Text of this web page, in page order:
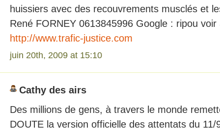
huissiers avec des recouvrements musclés et
René FORNEY 0613845996 Google : ripou voir
http://www.trafic-justice.com
juin 20th, 2009 at 15:10
Cathy des airs
Des millions de gens, à travers le monde
DOUTE la version officielle des attentats du